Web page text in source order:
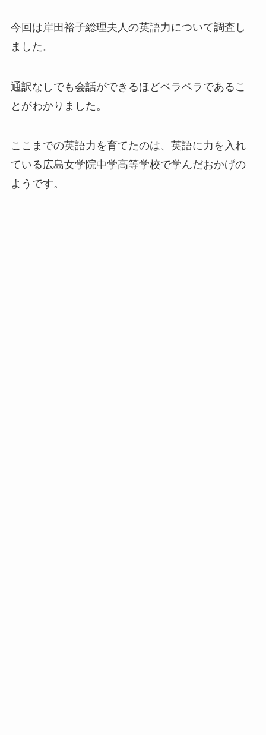
今回は岸田裕子総理夫人の英語力について調査し
ました。
通訳なしでも会話ができるほどペラペラであるこ
とがわかりました。
ここまでの英語力を育てたのは、英語に力を入れ
ている広島女学院中学高等学校で学んだおかげの
ようです。